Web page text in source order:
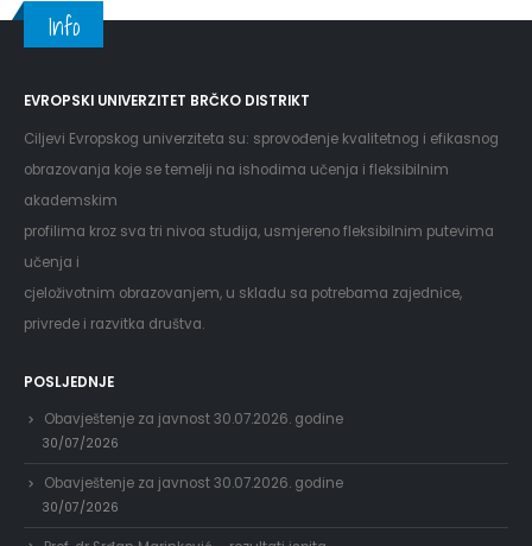
Info
EVROPSKI UNIVERZITET BRČKO DISTRIKT
Ciljevi Evropskog univerziteta su: sprovođenje kvalitetnog i efikasnog
obrazovanja koje se temelji na ishodima učenja i fleksibilnim
akademskim
profilima kroz sva tri nivoa studija, usmjereno fleksibilnim putevima
učenja i
cjeloživotnim obrazovanjem, u skladu sa potrebama zajednice,
privrede i razvitka društva.
POSLJEDNJE
Obavještenje za javnost 30.07.2026. godine
30/07/2026
Obavještenje za javnost 30.07.2026. godine
30/07/2026